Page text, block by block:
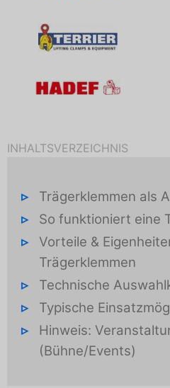
INHALTSVERZEICHNIS
Trägerklemmen als
So funktioniert eine
Vorteile &
Trägerklemmen
Technische
Typische
Hinweis:
(Bühne/Events)